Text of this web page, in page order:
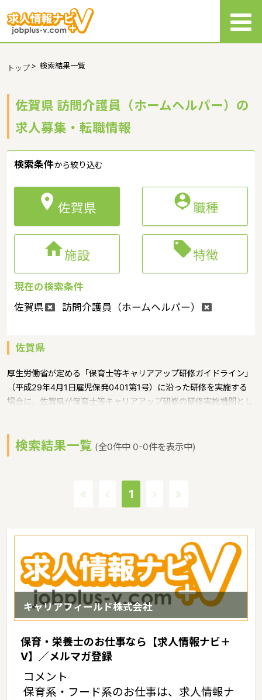
トップ> 検索結果一覧
佐賀県 訪問介護員（ホームヘルパー）の
求人募集・転職情報
検索条件から絞り込む
佐賀県 職種
施設 特徴
現在の検索条件
佐賀県
訪問介護員（ホームヘルパー）
佐賀県
厚生労働省が定める「保育士等キャリアアップ研修ガイドライン」
（平成29年4月1日雇児保発0401第1号）に沿った研修を実施する
場合に、佐賀県が保育士等キャリアアップ研修の研修実施機関とし
保育所や保育施設が301施設あり、保育士求人倍率が1.33となって
います。（2017年10月現在）佐賀県の市町村は20。佐賀県の家賃
灘、南は有明海に面しています。東京まで直線距離で約900キロメ
して歴史的、文化的に重要な役割を果たしているというような特徴
があるエリアです。
検索結果一覧 (全0件中 0-0件を表示中)
1
キャリアフィールド株式会社
保育・栄養士のお仕事なら【求人情報ナビ＋
V】／メルマガ登録
コメント
保育系・フード系のお仕事は、求人情報ナ